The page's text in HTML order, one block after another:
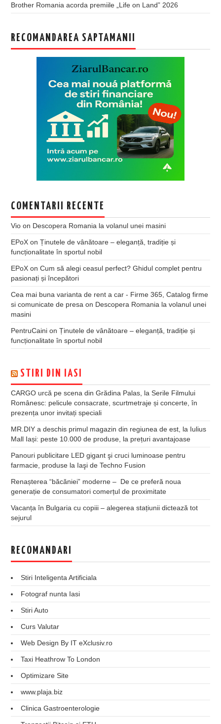
Brother Romania acorda premiile „Life on Land” 2026
RECOMANDAREA SAPTAMANII
COMENTARII RECENTE
Vio on Descopera Romania la volanul unei masini
EPoX onȚinutele de vânătoare – eleganță, tradiție și
funcționalitate în sportul nobil
EPoX onCum să alegi ceasul perfect? Ghidul complet pentru
pasionați și începători
Cea mai buna varianta de rent a car - Firme 365, Catalog firme
si comunicate de presa on Descopera Romania la volanul unei
masini
PentruCaini onȚinutele de vânătoare – eleganță, tradiție și
funcționalitate în sportul nobil
STIRI DIN IASI
CARGO urcă pe scena din Grădina Palas, la Serile Filmului
Românesc: pelicule consacrate, scurtmetraje și concerte, în
prezența unor invitați speciali
MR.DIY a deschis primul magazin din regiunea de est, la Iulius
Mall Iași: peste 10.000 de produse, la prețuri avantajoase
Panouri publicitare LED gigant şi cruci luminoase pentru
farmacie, produse la Iaşi de Techno Fusion
Renașterea “băcăniei” moderne – De ce preferă noua
generație de consumatori comerțul de proximitate
Vacanța în Bulgaria cu copiii – alegerea stațiunii dictează tot
sejurul
RECOMANDARI
Stiri Inteligenta Artificiala
Fotograf nunta Iasi
Stiri Auto
Curs Valutar
Web Design By IT eXclusiv.ro
Taxi Heathrow To London
Optimizare Site
www.plaja.biz
Clinica Gastroenterologie